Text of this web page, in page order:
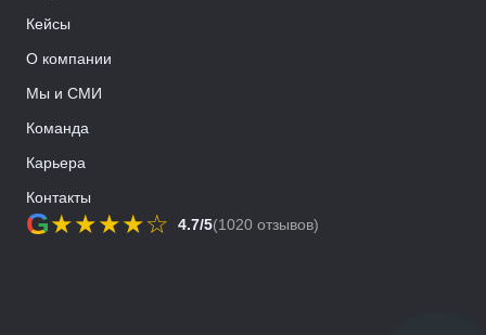
G★★★★☆ 4.7/5(1020 отзывов)
Кейсы
О компании
Мы и СМИ
Команда
Карьера
Контакты